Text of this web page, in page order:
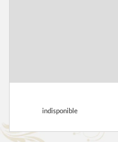
indisponible